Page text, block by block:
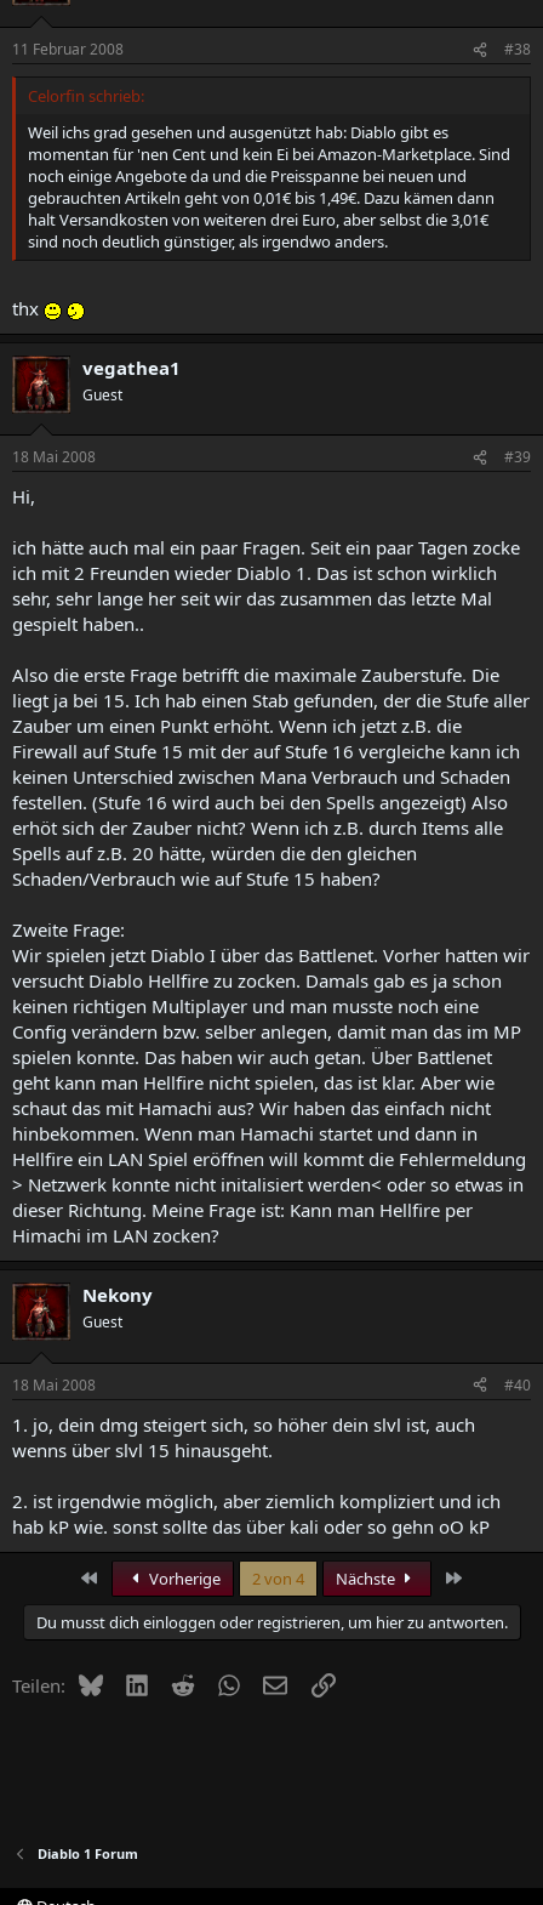
11 Februar 2008 #38
Celorfin schrieb:
Weil ichs grad gesehen und ausgenützt hab: Diablo gibt es
momentan für 'nen Cent und kein Ei bei Amazon-Marketplace. Sind
noch einige Angebote da und die Preisspanne bei neuen und
gebrauchten Artikeln geht von 0,01€ bis 1,49€. Dazu kämen dann
halt Versandkosten von weiteren drei Euro, aber selbst die 3,01€
sind noch deutlich günstiger, als irgendwo anders.
thx
vegathea1
Guest
18 Mai 2008 #39
Hi,
ich hätte auch mal ein paar Fragen. Seit ein paar Tagen zocke
ich mit 2 Freunden wieder Diablo 1. Das ist schon wirklich
sehr, sehr lange her seit wir das zusammen das letzte Mal
gespielt haben..
Also die erste Frage betrifft die maximale Zauberstufe. Die
liegt ja bei 15. Ich hab einen Stab gefunden, der die Stufe aller
Zauber um einen Punkt erhöht. Wenn ich jetzt z.B. die
Firewall auf Stufe 15 mit der auf Stufe 16 vergleiche kann ich
keinen Unterschied zwischen Mana Verbrauch und Schaden
festellen. (Stufe 16 wird auch bei den Spells angezeigt) Also
erhöt sich der Zauber nicht? Wenn ich z.B. durch Items alle
Spells auf z.B. 20 hätte, würden die den gleichen
Schaden/Verbrauch wie auf Stufe 15 haben?
Zweite Frage:
Wir spielen jetzt Diablo I über das Battlenet. Vorher hatten wir
versucht Diablo Hellfire zu zocken. Damals gab es ja schon
keinen richtigen Multiplayer und man musste noch eine
Config verändern bzw. selber anlegen, damit man das im MP
spielen konnte. Das haben wir auch getan. Über Battlenet
geht kann man Hellfire nicht spielen, das ist klar. Aber wie
schaut das mit Hamachi aus? Wir haben das einfach nicht
hinbekommen. Wenn man Hamachi startet und dann in
Hellfire ein LAN Spiel eröffnen will kommt die Fehlermeldung
> Netzwerk konnte nicht initalisiert werden< oder so etwas in
dieser Richtung. Meine Frage ist: Kann man Hellfire per
Himachi im LAN zocken?
Nekony
Guest
18 Mai 2008 #40
1. jo, dein dmg steigert sich, so höher dein slvl ist, auch
wenns über slvl 15 hinausgeht.
2. ist irgendwie möglich, aber ziemlich kompliziert und ich
hab kP wie. sonst sollte das über kali oder so gehn oO kP
Erste Vorherige 2 von 4 Nächste
Du musst dich einloggen oder registrieren, um hier zu antworten.
Teilen: BlueskyLinkedIn
RedditWhatsApp
E-MailLink
Diablo 1 Forum